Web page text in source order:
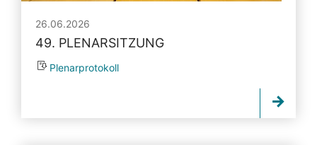
26.06.2026
49. PLENARSITZUNG
Plenarprotokoll